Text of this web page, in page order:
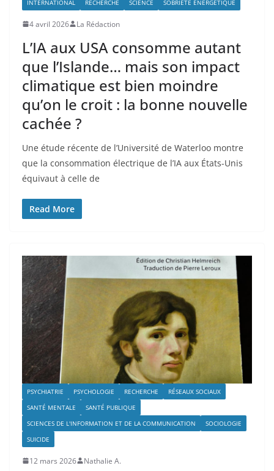
INTERNATIONAL RECHERCHE SCIENCE SOBRIÉTÉ ÉNERGÉTIQUE
4 avril 2026 La Rédaction
L’IA aux USA consomme autant
que l’Islande… mais son impact
climatique est bien moindre
qu’on le croit : la bonne nouvelle
cachée ?
Une étude récente de l’Université de Waterloo montre
que la consommation électrique de l’IA aux États-Unis
équivaut à celle de
Read More
PSYCHIATRIE PSYCHOLOGIE RECHERCHE
RÉSEAUX SOCIAUX
SANTÉ MENTALE
SANTÉ PUBLIQUE
SCIENCES DE L'INFORMATION ET DE LA COMMUNICATION
SOCIOLOGIE
SUICIDE
12 mars 2026 Nathalie A.